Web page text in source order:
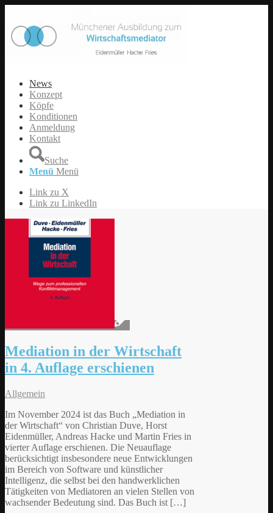
News
Konzept
Köpfe
Konditionen
Anmeldung
Kontakt
Suche
Menü Menü
Link zu X
Link zu LinkedIn
Mediation in der Wirtschaft
in 4. Auflage erschienen
Allgemein
Im November 2024 ist das Buch „Mediation in
der Wirtschaft“ von Christian Duve, Horst
Eidenmüller, Andreas Hacke und Martin Fries in
vierter Auflage erschienen. Die Neuauflage
berücksichtigt insbesondere neue Entwicklungen
im Bereich von Software und künstlicher
Intelligenz, die selbst bei den handwerklichen
Tätigkeiten von Mediatoren an vielen Stellen von
wachsender Bedeutung sind. Das Buch ist […]